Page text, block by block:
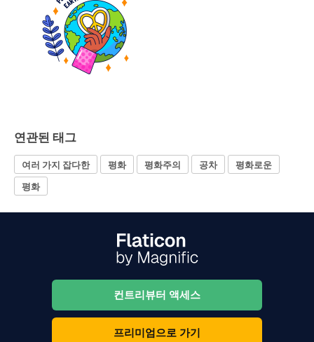
연관된 태그
여러 가지 잡다한 평화 평화주의 공차
평화로운
평화
컨트리뷰터 액세스
프리미엄으로 가기